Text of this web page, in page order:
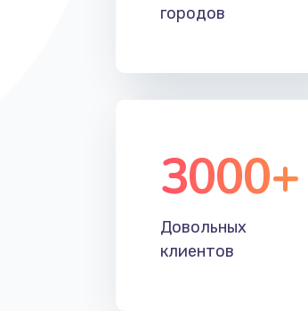
городов
3000+
Довольных
клиентов